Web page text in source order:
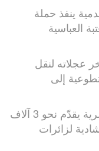
ينفذ حملة
العباسية
عجلاته لنقل
إلى
مركز الثقافة الأسرية يقدّم نحو 3 آلاف
لزائرات